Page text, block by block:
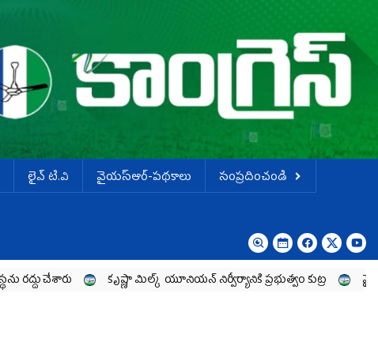
లైవ్ టి.వి వైయస్ఆర్-పథకాలు
సంప్రదించండి
కృష్ణా మిల్క్‌ యూనియన్‌ నిర్వీర్యానికి ప్రభుత్వం కుట్ర వైయ‌స్ జగన్‌ ను